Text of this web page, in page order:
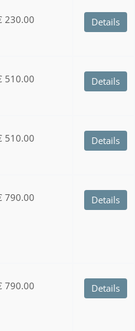
230.00 Details
510.00 Details
510.00 Details
790.00 Details
790.00 Details